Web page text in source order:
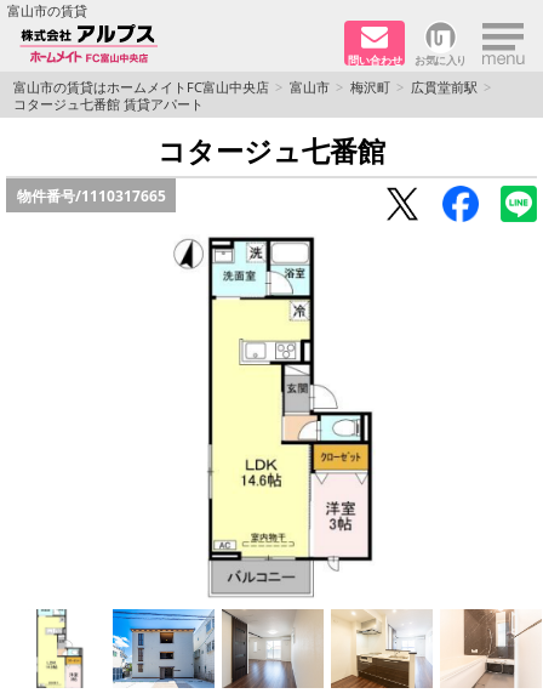
富山市の賃貸
問い合わせ お気に入り ×
TOPページ
ペット同居はご相談ください
路線·駅から探す
メールでお問い合わせ
富山市の賃貸はホームメイトFC富山中央店 富山市 梅沢町
広貫堂前駅
コタージュ七番館 賃貸アパート
コタージュ七番館
物件番号/1110317665